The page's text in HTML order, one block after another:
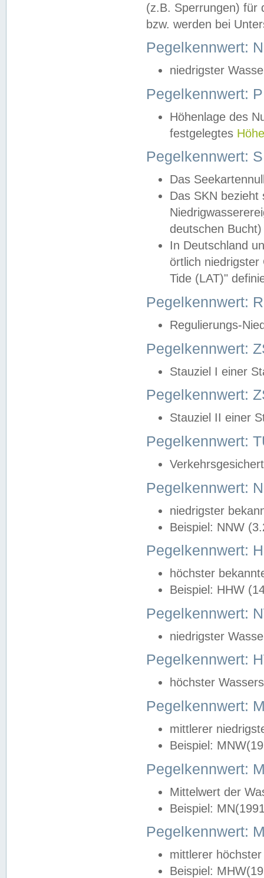
(z.B. Sperrungen) für
bzw. werden bei
Pegelkennwert:
niedrigster
Pegelkennwert:
Höhenlage des
festgelegtes
Pegelkennwert:
Das
Das SKN
deutschen
In Deutschland
örtlich
Tide (LAT)"
Pegelkennwert:
Regulierungs-
Pegelkennwert:
Stauziel I einer
Pegelkennwert:
Stauziel II einer
Pegelkennwert:
Pegelkennwert:
niedrigster
Beispiel: NNW
Pegelkennwert:
höchster
Beispiel: HHW
Pegelkennwert:
niedrigster
Pegelkennwert:
höchster
Pegelkennwert:
mittlerer
Beispiel:
Pegelkennwert:
Mittelwert der
Beispiel:
Pegelkennwert:
mittlerer
Beispiel: